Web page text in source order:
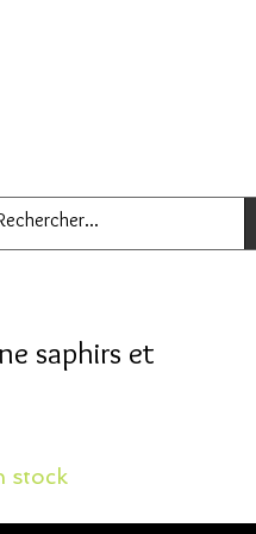
saphirs et
stock